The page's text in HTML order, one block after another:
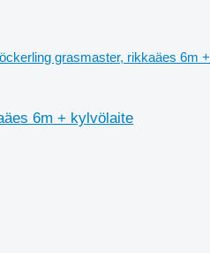
grasmaster, rikkaäes 6m +
6m + kylvölaite